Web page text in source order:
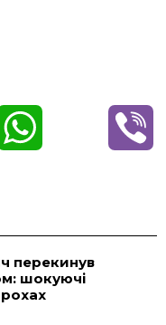
t
перекинув
шокуючі